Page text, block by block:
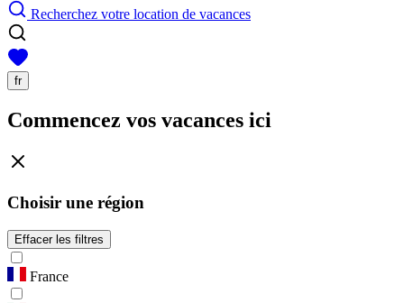
Recherchez votre location de vacances
fr
Commencez vos vacances ici
Choisir une région
Effacer les filtres
France